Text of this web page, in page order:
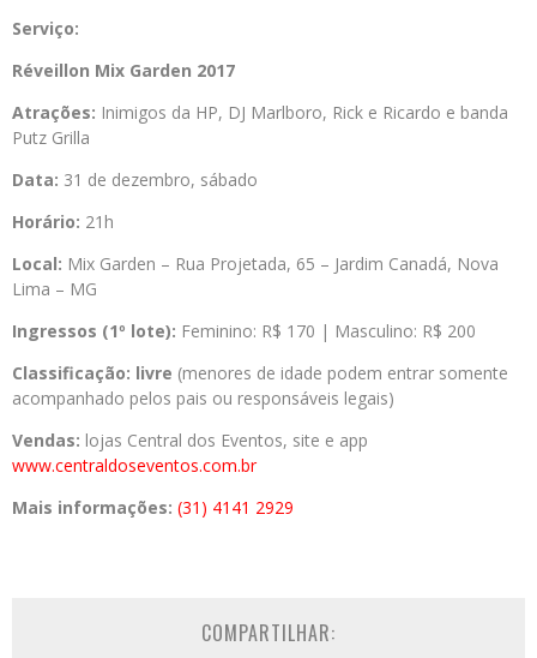
Serviço:
Réveillon Mix Garden 2017
Atrações: Inimigos da HP, DJ Marlboro, Rick e Ricardo e banda
Putz Grilla
Data: 31 de dezembro, sábado
Horário: 21h
Local: Mix Garden – Rua Projetada, 65 – Jardim Canadá, Nova
Lima – MG
Ingressos (1º lote): Feminino: R$ 170 | Masculino: R$ 200
Classificação: livre (menores de idade podem entrar somente
acompanhado pelos pais ou responsáveis legais)
Vendas: lojas Central dos Eventos, site e app
www.centraldoseventos.com.br
Mais informações: (31) 4141 2929
COMPARTILHAR: